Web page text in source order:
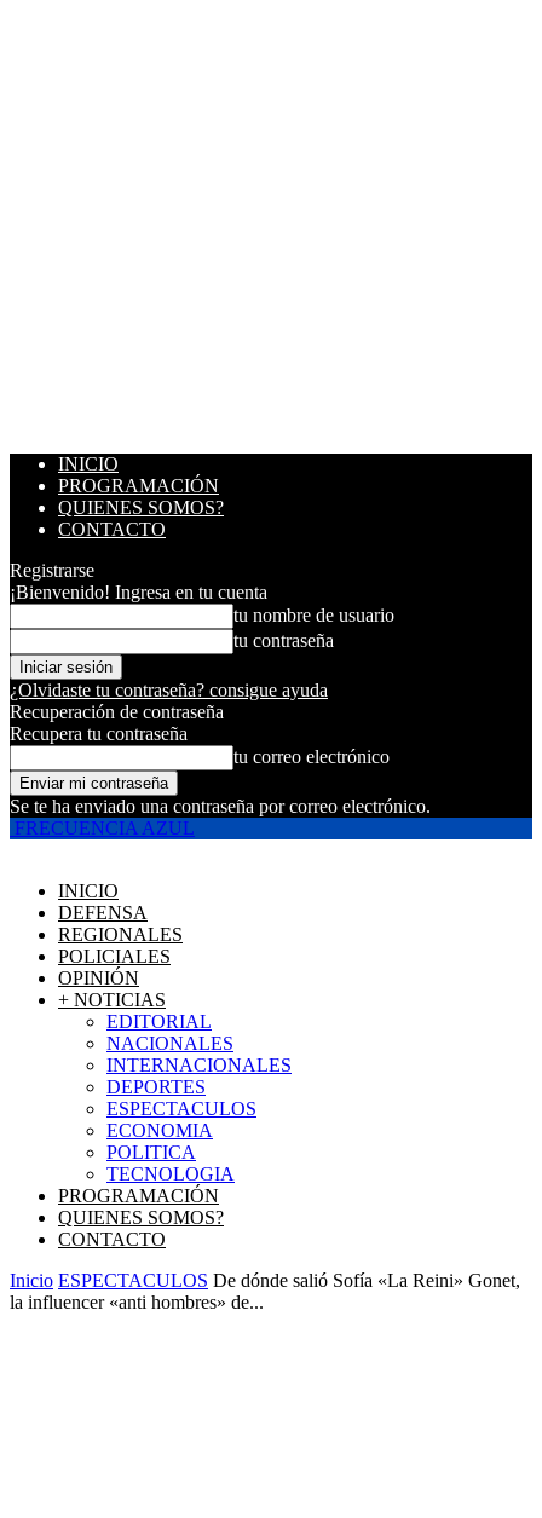
INICIO
PROGRAMACIÓN
QUIENES SOMOS?
CONTACTO
Registrarse
¡Bienvenido! Ingresa en tu cuenta
tu nombre de usuario
tu contraseña
¿Olvidaste tu contraseña? consigue ayuda
Recuperación de contraseña
Recupera tu contraseña
tu correo electrónico
Se te ha enviado una contraseña por correo electrónico.
FRECUENCIA AZUL
INICIO
DEFENSA
REGIONALES
POLICIALES
OPINIÓN
+ NOTICIAS
EDITORIAL
NACIONALES
INTERNACIONALES
DEPORTES
ESPECTACULOS
ECONOMIA
POLITICA
TECNOLOGIA
PROGRAMACIÓN
QUIENES SOMOS?
CONTACTO
Inicio ESPECTACULOS De dónde salió Sofía «La Reini» Gonet,
la influencer «anti hombres» de...